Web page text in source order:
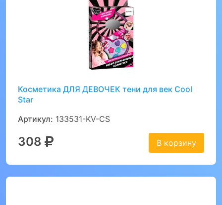
Косметика ДЛЯ ДЕВОЧЕК тени для век Cool
Star
Артикул: 133531-KV-CS
308 В корзину